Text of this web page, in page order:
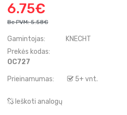
6.75€
Be PVM: 5.58€
Gamintojas:
KNECHT
Prekės kodas:
OC727
Prieinamumas: 5+ vnt.
Ieškoti analogų